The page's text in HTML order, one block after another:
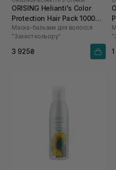
ORISING Helianti's Color
Protection Hair Pack 1000
мл
Маска-бальзам для волосся
"Захист кольору"
3 925₴